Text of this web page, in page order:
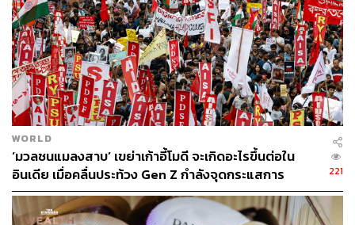
ฟิตเนส 24 ชั่วโมง แอปพลิเคชันนัดพบจิตแพทย์ออนไลน์
บริการส่งอาหารคลีน หรือแพ็กเกจท่องเที่ยวเชิงสุขภาพ ที่
ผสมผสานการพักผ่อน การออกกำลังกาย และการดูแล
Mindset เข้าด้วยกัน
นอกจากนี้ Millennials ยังให้ความสำคัญกับคุณค่าของ
แบรนด์ นักการตลาดสร้างแบรนด์ที่สะท้อนตัวตน ใส่ใจสังคม
สิ่งแวดล้อม และสื่อสารอย่างตรงไปตรงมา จริงใจ รับรองว่า
ชนะใจ Millennials ได้แน่นอน
Gen Z (1996-2011): ผู้ปั้นเทรนด์ยุคดิจิทัล
WORLD
‘มวลชนแมลงสาบ’ เขย่าเก้าอี้โมดี จะเกิดอะไรขึ้นต่อใน
อินเดีย เมื่อคลื่นประท้วง Gen Z กำลังจุดกระแสการ
เปลี่ยนแปลง
221